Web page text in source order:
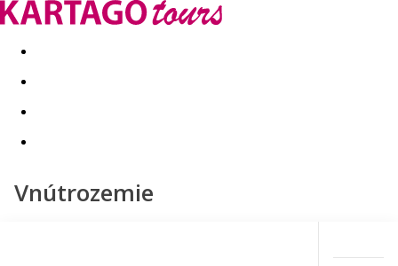
Last minute Dovolenkové kluby
Vnútrozemie